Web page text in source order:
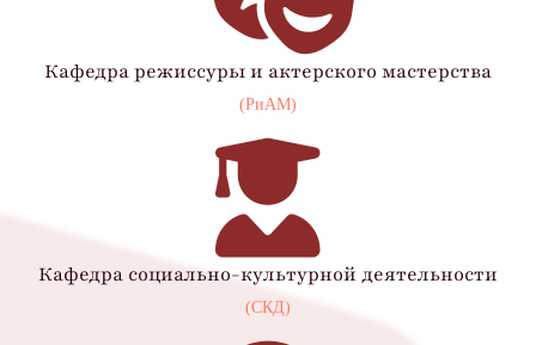
Кафедра режиссуры и актерского мастерства
(РиАМ)
Кафедра социально-культурной деятельности
(СКД)